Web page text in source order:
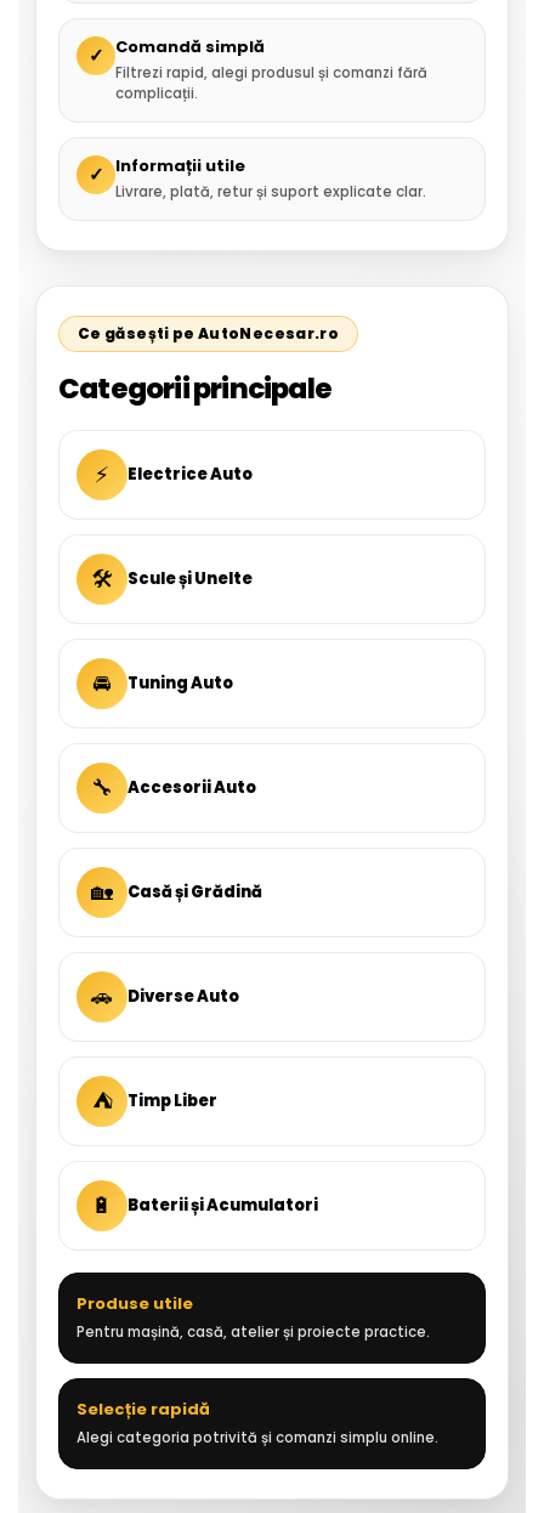
✓ Comandă simplă
Filtrezi rapid, alegi produsul și comanzi fără
complicații.
✓ Informații utile
Livrare, plată, retur și suport explicate clar.
Ce găsești pe AutoNecesar.ro
Categorii principale
⚡ Electrice Auto
🛠 Scule și Unelte
🚘 Tuning Auto
🔧 Accesorii Auto
🏡 Casă și Grădină
🚗 Diverse Auto
⛺ Timp Liber
🔋 Baterii și Acumulatori
Produse utile
Pentru mașină, casă, atelier și proiecte practice.
Selecție rapidă
Alegi categoria potrivită și comanzi simplu online.